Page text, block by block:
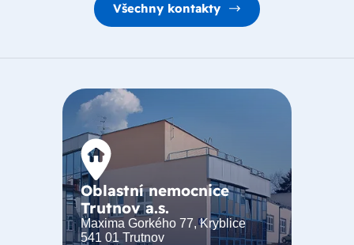
Všechny kontakty
Oblastní nemocnice
Trutnov a.s.
Maxima Gorkého 77, Kryblice
541 01 Trutnov